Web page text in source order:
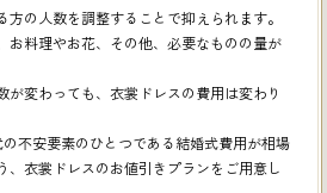
の人数を調整することで抑えられます。
お料理やお花、その他、必要なものの量が
が変わっても、衣裳ドレスの費用は変わり
不安要素のひとつである結婚式費用が相場
、衣裳ドレスのお値引きプランをご用意し